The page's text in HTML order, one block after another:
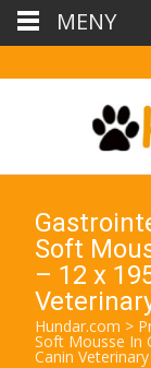
Soft
– 12 x
Hundar.com >
Soft Mousse In
Canin
MENY